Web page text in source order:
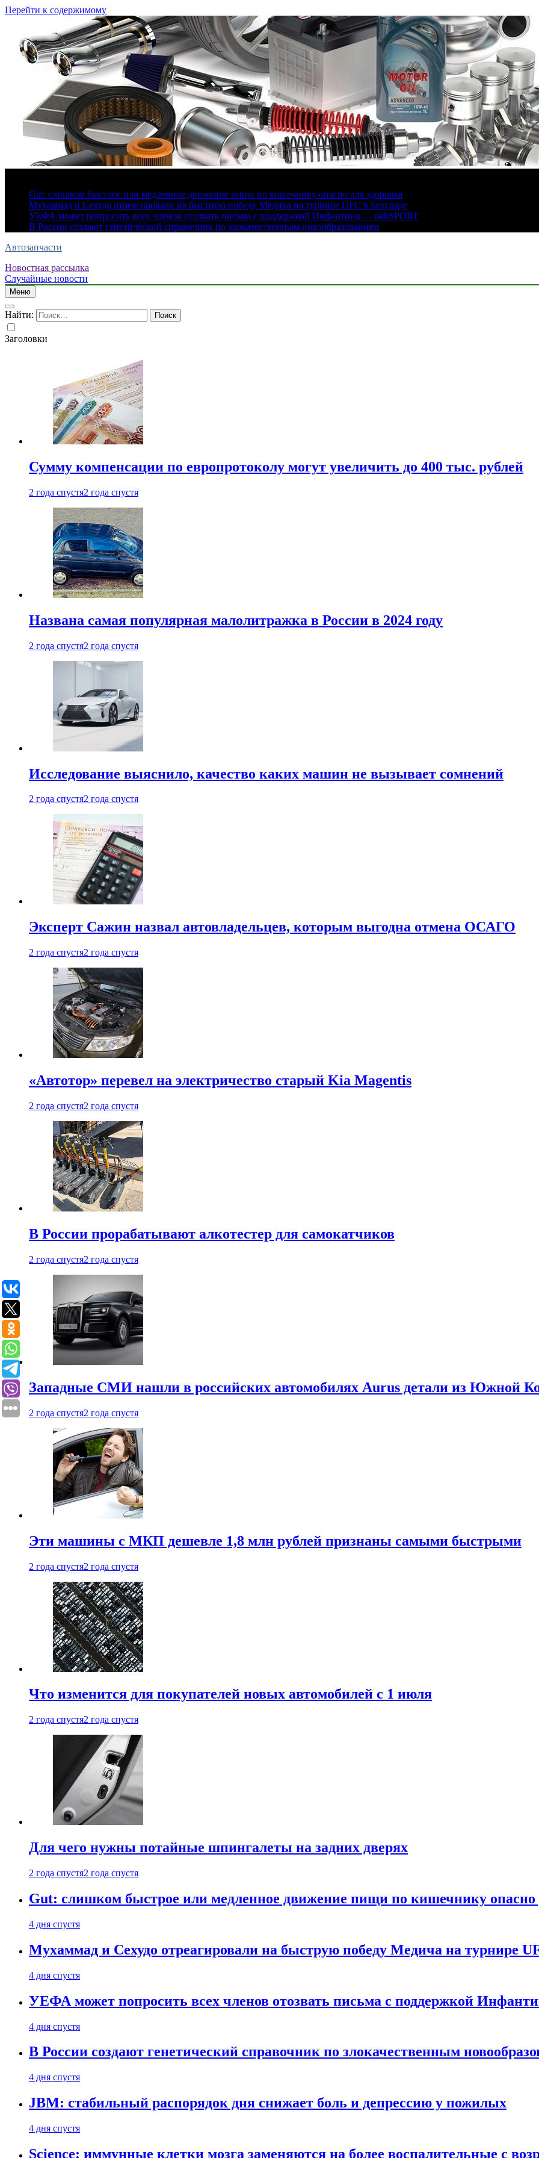
Перейти к содержимому
Gut: слишком быстрое или медленное движение пищи по кишечнику опасно для здоровья
Мухаммад и Сехудо отреагировали на быструю победу Медича на турнире UFC в Белграде
УЕФА может попросить всех членов отозвать письма с поддержкой Инфантино — talkSPORT
В России создают генетический справочник по злокачественным новообразованиям
Автозапчасти
Новостная рассылка
Случайные новости
Меню
Найти:
Заголовки
Сумму компенсации по европротоколу могут увеличить до 400 тыс. рублей
2 года спустя2 года спустя
Названа самая популярная малолитражка в России в 2024 году
2 года спустя2 года спустя
Исследование выяснило, качество каких машин не вызывает сомнений
2 года спустя2 года спустя
Эксперт Сажин назвал автовладельцев, которым выгодна отмена ОСАГО
2 года спустя2 года спустя
«Автотор» перевел на электричество старый Kia Magentis
2 года спустя2 года спустя
В России прорабатывают алкотестер для самокатчиков
2 года спустя2 года спустя
Западные СМИ нашли в российских автомобилях Aurus детали из Южной
2 года спустя2 года спустя
Эти машины с МКП дешевле 1,8 млн рублей признаны самыми быстрыми
2 года спустя2 года спустя
Что изменится для покупателей новых автомобилей с 1 июля
2 года спустя2 года спустя
Для чего нужны потайные шпингалеты на задних дверях
2 года спустя2 года спустя
Gut: слишком быстрое или медленное движение пищи по кишечнику опасно
4 дня спустя
Мухаммад и Сехудо отреагировали на быструю победу Медича на турнире
4 дня спустя
УЕФА может попросить всех членов отозвать письма с поддержкой
4 дня спустя
В России создают генетический справочник по злокачественным
4 дня спустя
JBM: стабильный распорядок дня снижает боль и депрессию у пожилых
4 дня спустя
Science: иммунные клетки мозга заменяются на более воспалительные с